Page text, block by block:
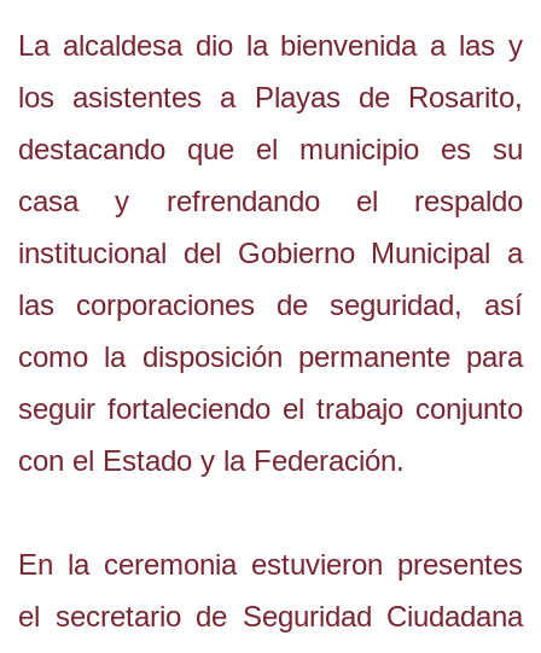
La alcaldesa dio la bienvenida a las y
los asistentes a Playas de Rosarito,
destacando que el municipio es su
casa y refrendando el respaldo
institucional del Gobierno Municipal a
las corporaciones de seguridad, así
como la disposición permanente para
seguir fortaleciendo el trabajo conjunto
con el Estado y la Federación.
En la ceremonia estuvieron presentes
el secretario de Seguridad Ciudadana